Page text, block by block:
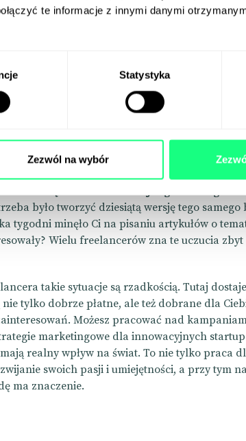
te informacje z innymi danymi
Statystyka
Zezwól na wybór
jednak zalet związanych z pracą
Poznaj Human Intelligence on Demand
. To
z myślą o freelancerach, którzy chcą skupić
mają ze współpracy z HI?
Cię kręcą
było tworzyć dziesiątą wersję tego samego
tygodni minęło Ci na pisaniu artykułów o
Wielu freelancerów zna te uczucia zbyt
takie sytuacje są rzadkością. Tutaj
tylko dobrze płatne, ale też dobrane dla
Możesz pracować nad
marketingowe dla innowacyjnych
realny wpływ na świat. To nie tylko praca
swoich pasji i umiejętności, a przy tym
ma znaczenie.